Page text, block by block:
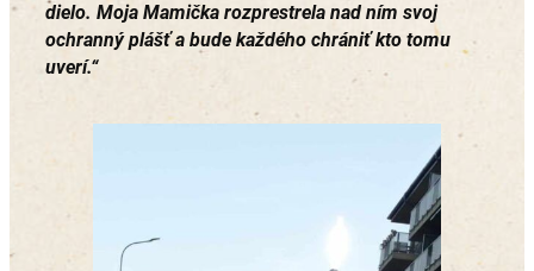
dielo. Moja Mamička rozprestrela nad ním svoj
ochranný plášť a bude každého chrániť kto tomu
uverí.“